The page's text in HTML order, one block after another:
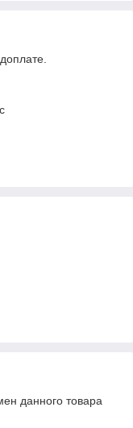
данного товара